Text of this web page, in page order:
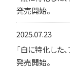
発売開始。
2025.07.23
「白に特化した
発売開始。